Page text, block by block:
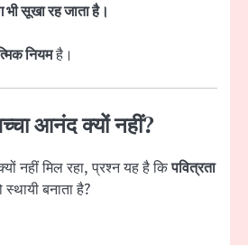
भी सूखा रह जाता है।
नियमहै।
आनंद क्यों नहीं?
नहीं मिल रहा, प्रश्न यह है किपवित्रता
बनाता है?